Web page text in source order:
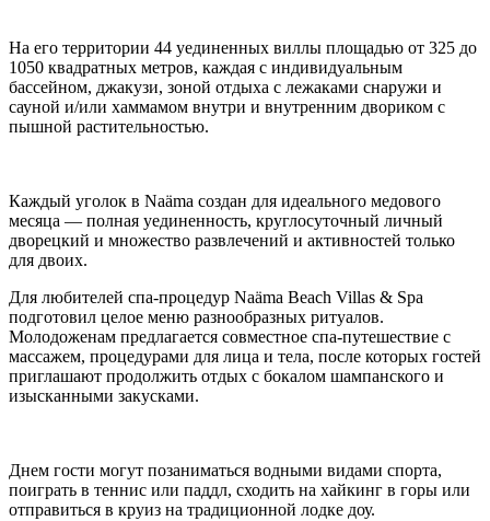
На его территории 44 уединенных виллы площадью от 325 до
1050 квадратных метров, каждая с индивидуальным
бассейном, джакузи, зоной отдыха с лежаками снаружи и
сауной и/или хаммамом внутри и внутренним двориком с
пышной растительностью.
Каждый уголок в Naäma создан для идеального медового
месяца — полная уединенность, круглосуточный личный
дворецкий и множество развлечений и активностей только
для двоих.
Для любителей спа-процедур Naäma Beach Villas & Spa
подготовил целое меню разнообразных ритуалов.
Молодоженам предлагается совместное спа-путешествие с
массажем, процедурами для лица и тела, после которых гостей
приглашают продолжить отдых с бокалом шампанского и
изысканными закусками.
Днем гости могут позаниматься водными видами спорта,
поиграть в теннис или паддл, сходить на хайкинг в горы или
отправиться в круиз на традиционной лодке доу.